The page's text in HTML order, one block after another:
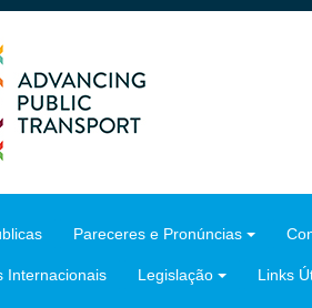
Pareceres e Pronúncias
Internacionais Legislação Links